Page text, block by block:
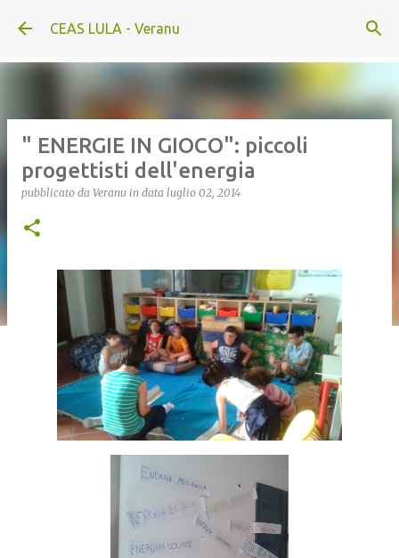
Passa ai contenuti principali
CEAS LULA - Veranu
" ENERGIE IN GIOCO": piccoli
progettisti dell'energia
pubblicato da Veranu in data luglio 02, 2014